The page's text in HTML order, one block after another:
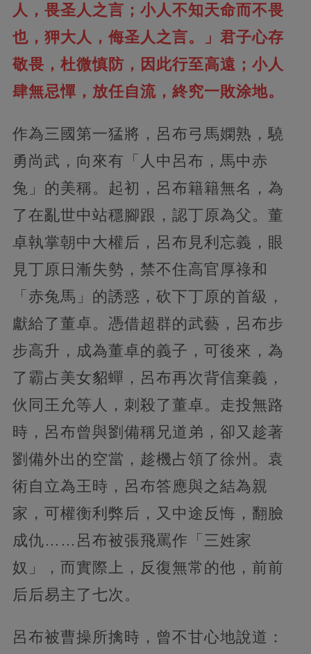
人，畏圣人之言；小人不知天命而不畏
也，狎大人，侮圣人之言。」君子心存
敬畏，杜微慎防，因此行至高遠；小人
肆無忌憚，放任自流，終究一敗涂地。
作為三國第一猛將，呂布弓馬嫻熟，驍
勇尚武，向來有「人中呂布，馬中赤
兔」的美稱。起初，呂布籍籍無名，為
了在亂世中站穩腳跟，認丁原為父。董
卓執掌朝中大權后，呂布見利忘義，眼
見丁原日漸失勢，禁不住高官厚祿和
「赤兔馬」的誘惑，砍下丁原的首級，
獻給了董卓。憑借超群的武藝，呂布步
步高升，成為董卓的義子，可後來，為
了霸占美女貂蟬，呂布再次背信棄義，
伙同王允等人，刺殺了董卓。走投無路
時，呂布曾與劉備稱兄道弟，卻又趁著
劉備外出的空當，趁機占領了徐州。袁
術自立為王時，呂布答應與之結為親
家，可權衡利弊后，又中途反悔，翻臉
成仇……呂布被張飛罵作「三姓家
奴」，而實際上，反復無常的他，前前
后后易主了七次。
呂布被曹操所擒時，曾不甘心地說道：